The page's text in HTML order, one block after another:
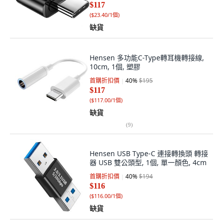
$117
($23.40/1個)
缺貨
Hensen 多功能C-Type轉耳機轉接線,
10cm, 1個, 塑膠
首購折扣價 40%$195
$117
($117.00/1個)
缺貨
(9)
Hensen USB Type-C 連接轉換頭 轉接
器 USB 雙公頭型, 1個, 單一顏色, 4cm
首購折扣價 40%$194
$116
($116.00/1個)
缺貨